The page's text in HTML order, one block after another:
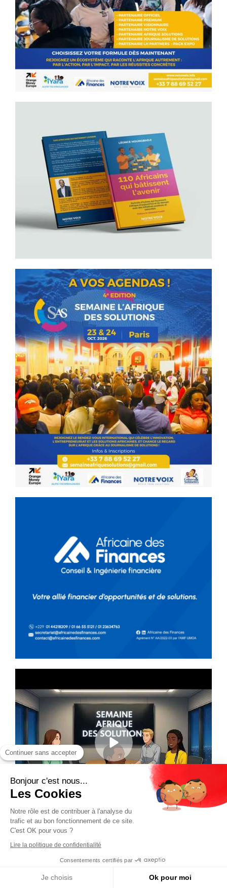
Continuer sans accepter
Bonjour c'est nous...
Les Cookies
Notre rôle est de contribuer à l'analyse du
trafic et au bon fonctionnement de ce site.
C'est OK pour vous ?
Lire la politique de confidentialité
Consentements certifiés par
Je choisis Ok pour moi